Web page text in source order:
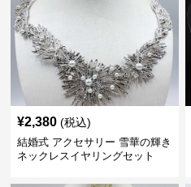
¥2,380 (税込)
結婚式 アクセサリー 雪華の輝き
ネックレスイヤリングセット